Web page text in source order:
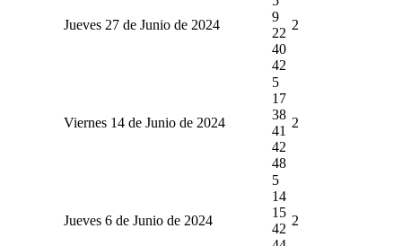
Jueves 27 de Junio de 2024
9
22
40
42
2
Viernes 14 de Junio de 2024
5
17
38
41
42
48
2
Jueves 6 de Junio de 2024
5
14
15
42
2